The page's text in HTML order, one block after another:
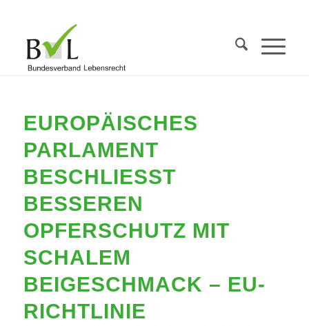
EUROPÄISCHES
PARLAMENT
BESCHLIESST B
ESSEREN O
PFERSCHUTZ MIT S
CHALEM B
EIGESCHMACK – EU-R
ICHTLINIE V